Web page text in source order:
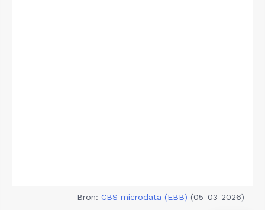
Bron: CBS microdata (EBB) (05-03-2026)